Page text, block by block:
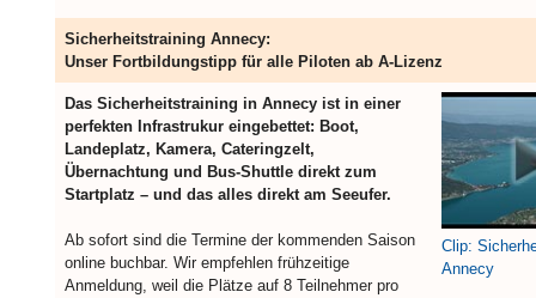
Sicherheitstraining Annecy:
Unser Fortbildungstipp für alle Piloten ab A-Lizenz
Das Sicherheitstraining in Annecy ist in einer
perfekten Infrastrukur eingebettet: Boot,
Landeplatz, Kamera, Cateringzelt,
Übernachtung und Bus-Shuttle direkt zum
Startplatz – und das alles direkt am Seeufer.
Ab sofort sind die Termine der kommenden Saison
online buchbar. Wir empfehlen frühzeitige
Anmeldung, weil die Plätze auf 8 Teilnehmer pro
Clip:
Annecy